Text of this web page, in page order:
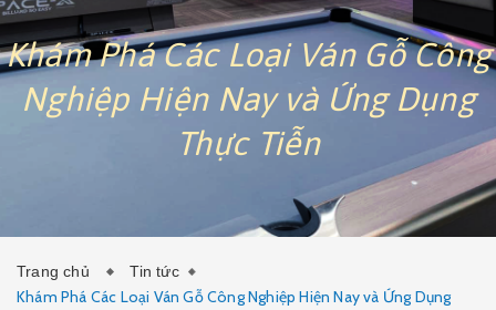
GIÁ KỆ SIÊU THỊ SẢN XUẤT BÀN GHẾ
THI CÔNG QUẦY TỦ NỘI THẤT CĂN HỘ
TIN TỨC
Khám Phá Các Loại Ván Gỗ Công
Nghiệp Hiện Nay và Ứng Dụng
Thực Tiễn
Trang chủ Tin tức
Khám Phá Các Loại Ván Gỗ Công Nghiệp Hiện Nay và Ứng Dụng